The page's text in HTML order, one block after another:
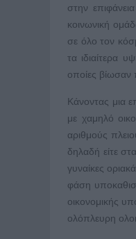
στην
κοινωνική
σε όλο τον
τα ιδιαίτερα
οποίες βίωσαν
Κάνοντας μια
με χαμηλό
αριθμούς
δηλαδή είτε
γυναίκες
φάση
οικονομικής
ολόπλευρη